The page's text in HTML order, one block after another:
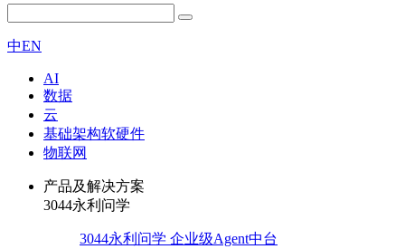
中EN
AI
数据
云
基础架构软硬件
物联网
产品及解决方案
3044永利问学
3044永利问学 企业级Agent中台